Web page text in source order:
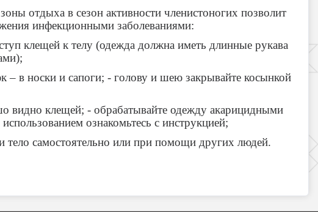
отдыха в сезон активности членистоногих позволит
инфекционными заболеваниями:
клещей к телу (одежда должна иметь длинные рукава
в носки и сапоги; - голову и шею закрывайте косынкой
видно клещей; - обрабатывайте одежду акарицидными
ознакомьтесь с инструкцией;
тело самостоятельно или при помощи других людей.